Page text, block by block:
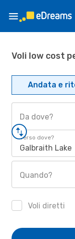
Voli low cost
Andata e
Da dove?
Verso dove?
Galbraith Lake
Quando?
Voli diretti